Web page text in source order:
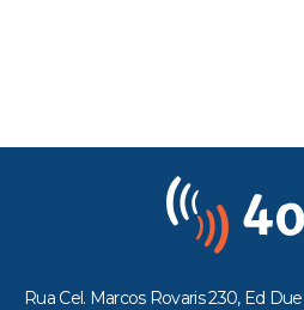
Rua Cel. Marcos Rovaris 230, Ed